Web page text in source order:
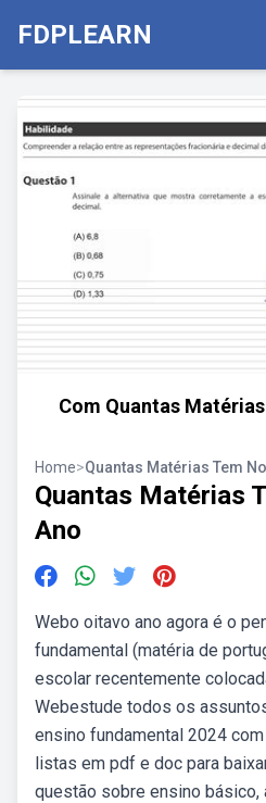
FDPLEARN
Com Quantas
Home>Quantas Matérias Tem
Quantas Matérias
Ano
Webo oitavo ano agora é o
fundamental (matéria de
escolar recentemente
Webestude todos os
ensino fundamental 2024
listas em pdf e doc para
questão sobre ensino básico,